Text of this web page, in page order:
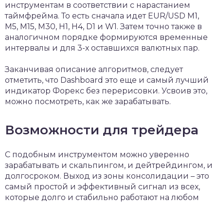
инструментам в соответствии с нарастанием
таймфрейма. То есть сначала идет EUR/USD M1,
М5, М15, М30, Н1, Н4, D1 и W1. Затем точно также в
аналогичном порядке формируются временные
интервалы и для 3-х оставшихся валютных пар.
Заканчивая описание алгоритмов, следует
отметить, что Dashboard это еще и самый лучший
индикатор Форекс без перерисовки. Усвоив это,
можно посмотреть, как же зарабатывать.
Возможности для трейдера
С подобным инструментом можно уверенно
зарабатывать и скальпингом, и дейтрейдингом, и
долгосроком. Выход из зоны консолидации – это
самый простой и эффективный сигнал из всех,
которые долго и стабильно работают на любом